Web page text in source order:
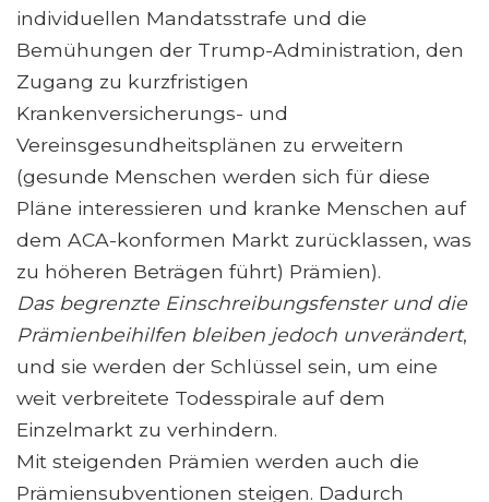
individuellen Mandatsstrafe und die
Bemühungen der Trump-Administration, den
Zugang zu kurzfristigen
Krankenversicherungs- und
Vereinsgesundheitsplänen zu erweitern
(gesunde Menschen werden sich für diese
Pläne interessieren und kranke Menschen auf
dem ACA-konformen Markt zurücklassen, was
zu höheren Beträgen führt) Prämien).
Das begrenzte Einschreibungsfenster und die
Prämienbeihilfen bleiben jedoch unverändert,
und sie werden der Schlüssel sein, um eine
weit verbreitete Todesspirale auf dem
Einzelmarkt zu verhindern.
Mit steigenden Prämien werden auch die
Prämiensubventionen steigen. Dadurch